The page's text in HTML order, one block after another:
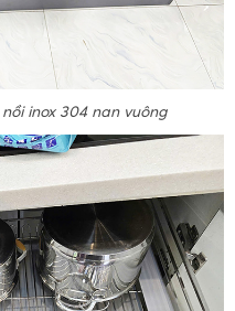
inox 304 nan vuông